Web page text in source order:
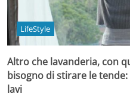
LifeStyle
Altro che lavanderia, con
bisogno di stirare le
lavi